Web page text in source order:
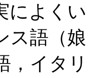
よく
ス語（
，イタ